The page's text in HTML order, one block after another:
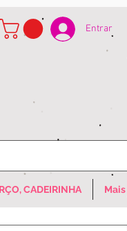
Entrar
CADEIRINHA Mais